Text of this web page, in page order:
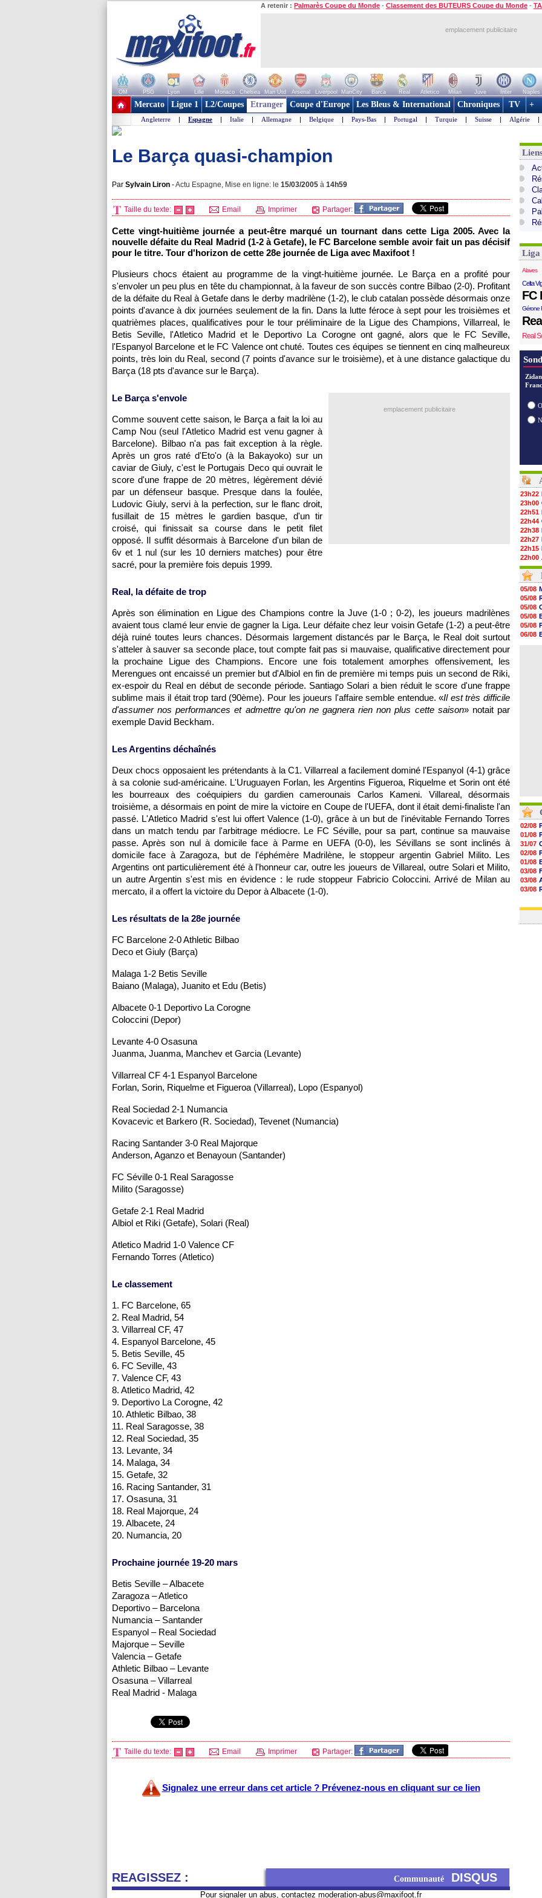
A retenir : Palmarès Coupe du Monde - Classement des BUTEURS Coupe du Monde -
emplacement publicitaire
OM PSG Lyon Lille Monaco Chelsea Man Utd Arsenal Liverpool ManCity Barca Real Atletico Milan Juve Inter Naples
+ de clubs
Mercato Ligue 1 L2/Coupes Etranger Coupe d'Europe Les Bleus & International Chroniques TV +
Angleterre | Espagne | Italie | Allemagne | Belgique | Pays-Bas | Portugal | Turquie | Suisse | Algérie |
Le Barça quasi-champion
Par Sylvain Liron -Actu Espagne, Mise en ligne: le 15/03/2005 à 14h59
Taille du texte: Email Imprimer Partager:
Cette vingt-huitième journée a peut-être marqué un tournant dans cette Liga 2005. Avec la
nouvelle défaite du Real Madrid (1-2 à Getafe), le FC Barcelone semble avoir fait un pas décisif
pour le titre. Tour d'horizon de cette 28e journée de Liga avec Maxifoot !
Plusieurs chocs étaient au programme de la vingt-huitième journée. Le Barça en a profité pour
s'envoler un peu plus en tête du championnat, à la faveur de son succès contre Bilbao (2-0). Profitant
de la défaite du Real à Getafe dans le derby madrilène (1-2), le club catalan possède désormais onze
points d'avance à dix journées seulement de la fin. Dans la lutte féroce à sept pour les troisièmes et
quatrièmes places, qualificatives pour le tour préliminaire de la Ligue des Champions, Villarreal, le
Betis Seville, l'Atletico Madrid et le Deportivo La Corogne ont gagné, alors que le FC Seville,
l'Espanyol Barcelone et le FC Valence ont chuté. Toutes ces équipes se tiennent en cinq malheureux
points, très loin du Real, second (7 points d'avance sur le troisième), et à une distance galactique du
Barça (18 pts d'avance sur le Barça).
emplacement publicitaire
Le Barça s'envole
Comme souvent cette saison, le Barça a fait la loi au
Camp Nou (seul l'Atletico Madrid est venu gagner à
Barcelone). Bilbao n'a pas fait exception à la règle.
Après un gros raté d'Eto'o (à la Bakayoko) sur un
caviar de Giuly, c'est le Portugais Deco qui ouvrait le
score d'une frappe de 20 mètres, légèrement dévié
par un défenseur basque. Presque dans la foulée,
Ludovic Giuly, servi à la perfection, sur le flanc droit,
fusillait de 15 mètres le gardien basque, d'un tir
croisé, qui finissait sa course dans le petit filet
opposé. Il suffit désormais à Barcelone d'un bilan de
6v et 1 nul (sur les 10 derniers matches) pour être
sacré, pour la première fois depuis 1999.
Real, la défaite de trop
Après son élimination en Ligue des Champions contre la Juve (1-0 ; 0-2), les joueurs madrilènes
avaient tous clamé leur envie de gagner la Liga. Leur défaite chez leur voisin Getafe (1-2) a peut-être
déjà ruiné toutes leurs chances. Désormais largement distancés par le Barça, le Real doit surtout
s'atteler à sauver sa seconde place, tout compte fait pas si mauvaise, qualificative directement pour
la prochaine Ligue des Champions. Encore une fois totalement amorphes offensivement, les
Merengues ont encaissé un premier but d'Albiol en fin de première mi temps puis un second de Riki,
ex-espoir du Real en début de seconde période. Santiago Solari a bien réduit le score d'une frappe
sublime mais il était trop tard (90ème). Pour les joueurs l'affaire semble entendue. «Il est très difficile
d'assumer nos performances et admettre qu'on ne gagnera rien non plus cette saison» notait par
exemple David Beckham.
Les Argentins déchaînés
Deux chocs opposaient les prétendants à la C1. Villarreal a facilement dominé l'Espanyol (4-1) grâce
à sa colonie sud-américaine. L'Uruguayen Forlan, les Argentins Figueroa, Riquelme et Sorin ont été
les bourreaux des coéquipiers du gardien camerounais Carlos Kameni. Villareal, désormais
troisième, a désormais en point de mire la victoire en Coupe de l'UEFA, dont il était demi-finaliste l'an
passé. L'Atletico Madrid s'est lui offert Valence (1-0), grâce à un but de l'inévitable Fernando Torres
dans un match tendu par l'arbitrage médiocre. Le FC Séville, pour sa part, continue sa mauvaise
passe. Après son nul à domicile face à Parme en UEFA (0-0), les Sévillans se sont inclinés à
domicile face à Zaragoza, but de l'éphémère Madrilène, le stoppeur argentin Gabriel Milito. Les
Argentins ont particulièrement été à l'honneur car, outre les joueurs de Villareal, outre Solari et Milito,
un autre Argentin s'est mis en évidence : le rude stoppeur Fabricio Coloccini. Arrivé de Milan au
mercato, il a offert la victoire du Depor à Albacete (1-0).
Les résultats de la 28e journée
FC Barcelone 2-0 Athletic Bilbao
Deco et Giuly (Barça)
Malaga 1-2 Betis Seville
Baiano (Malaga), Juanito et Edu (Betis)
Albacete 0-1 Deportivo La Corogne
Coloccini (Depor)
Levante 4-0 Osasuna
Juanma, Juanma, Manchev et Garcia (Levante)
Villarreal CF 4-1 Espanyol Barcelone
Forlan, Sorin, Riquelme et Figueroa (Villarreal), Lopo (Espanyol)
Real Sociedad 2-1 Numancia
Kovacevic et Barkero (R. Sociedad), Tevenet (Numancia)
Racing Santander 3-0 Real Majorque
Anderson, Aganzo et Benayoun (Santander)
FC Séville 0-1 Real Saragosse
Milito (Saragosse)
Getafe 2-1 Real Madrid
Albiol et Riki (Getafe), Solari (Real)
Atletico Madrid 1-0 Valence CF
Fernando Torres (Atletico)
Le classement
1. FC Barcelone, 65
2. Real Madrid, 54
3. Villarreal CF, 47
4. Espanyol Barcelone, 45
5. Betis Seville, 45
6. FC Seville, 43
7. Valence CF, 43
8. Atletico Madrid, 42
9. Deportivo La Corogne, 42
10. Athletic Bilbao, 38
11. Real Saragosse, 38
12. Real Sociedad, 35
13. Levante, 34
14. Malaga, 34
15. Getafe, 32
16. Racing Santander, 31
17. Osasuna, 31
18. Real Majorque, 24
19. Albacete, 24
20. Numancia, 20
Prochaine journée 19-20 mars
Betis Seville – Albacete
Zaragoza – Atletico
Deportivo – Barcelona
Numancia – Santander
Espanyol – Real Sociedad
Majorque – Seville
Valencia – Getafe
Athletic Bilbao – Levante
Osasuna – Villarreal
Real Madrid - Malaga
Taille du texte: Email Imprimer Partager:
Signalez une erreur dans cet article ? Prévenez-nous en cliquant sur ce lien
REAGISSEZ : Communauté DISQUS
Pour signaler un abus, contactez moderation-abus@maxifoot.fr
Liga
Alaves
Celta
FC
Gérone
Real
23h22
23h00
22h51
22h44
22h38
22h27
22h15
22h00
21h48
21h39
21h26
21h05
20h47
20h30
20h18
20h04
19h47
05/08
05/08
05/08
05/08
05/08
06/08
02/08
01/08
31/07
02/08
01/08
03/08
03/08
03/08
31/07